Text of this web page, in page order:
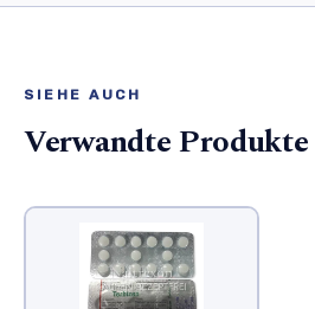
SIEHE AUCH
Verwandte Produkte